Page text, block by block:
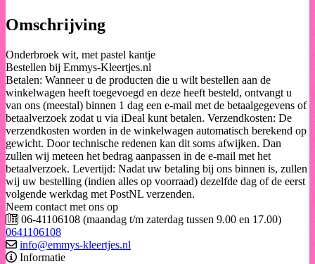
Omschrijving
Onderbroek wit, met pastel kantje
Bestellen bij Emmys-Kleertjes.nl
Betalen: Wanneer u de producten die u wilt bestellen aan de
winkelwagen heeft toegevoegd en deze heeft besteld, ontvangt u
van ons (meestal) binnen 1 dag een e-mail met de betaalgegevens of
betaalverzoek zodat u via iDeal kunt betalen. Verzendkosten: De
verzendkosten worden in de winkelwagen automatisch berekend op
gewicht. Door technische redenen kan dit soms afwijken. Dan
zullen wij meteen het bedrag aanpassen in de e-mail met het
betaalverzoek. Levertijd: Nadat uw betaling bij ons binnen is, zullen
wij uw bestelling (indien alles op voorraad) dezelfde dag of de eerst
volgende werkdag met PostNL verzenden.
Neem contact met ons op
06-41106108 (maandag t/m zaterdag tussen 9.00 en 17.00)
0641106108
info@emmys-kleertjes.nl
Informatie